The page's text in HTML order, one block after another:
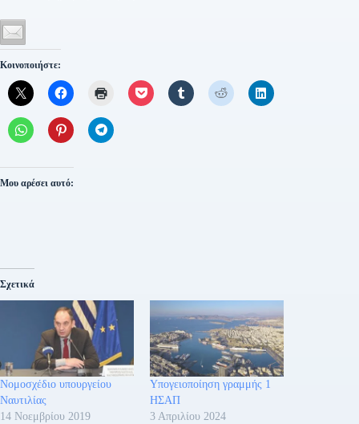
Κοινοποιήστε:
Μου αρέσει αυτό:
Σχετικά
Νομοσχέδιο υπουργείου
Ναυτιλίας
14 Νοεμβρίου 2019
Υπογειοποίηση γραμμής 1
ΗΣΑΠ
3 Απριλίου 2024